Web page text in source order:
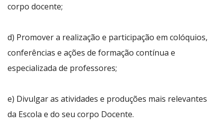
corpo docente;
d) Promover a realização e participação em colóquios,
conferências e ações de formação contínua e
especializada de professores;
e) Divulgar as atividades e produções mais relevantes
da Escola e do seu corpo Docente.